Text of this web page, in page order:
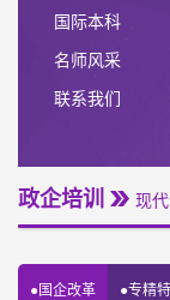
国际本科
名师风采
联系我们
政企培训 现
●国企改革 ●专精